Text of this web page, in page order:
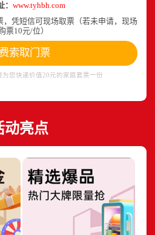
www.tyhbh.com
，凭短信可现场取票（若未申请，现场
票10元/位）
索取门票
您快递价值20元的家庭套票一份
动亮点